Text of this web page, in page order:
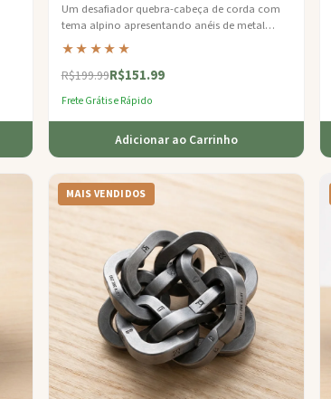
Um desafiador quebra-cabeça de corda com
tema alpino apresentando anéis de metal
estilo carabina passados por corda de
escalada encerada em uma moldura de
madeira de bétula.
★★★★★
R$199.99R$151.99
Frete Grátis e Rápido
Adicionar ao Carrinho
MAIS VENDIDOS